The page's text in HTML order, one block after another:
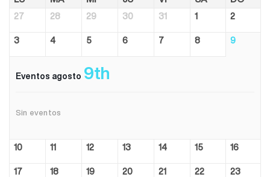
27 28 29 30 31 1 2
3 4 5 6 7 8 9
Eventos agosto 9th
Sin eventos
10 11 12 13 14 15 16
17 18 19 20 21 22 23